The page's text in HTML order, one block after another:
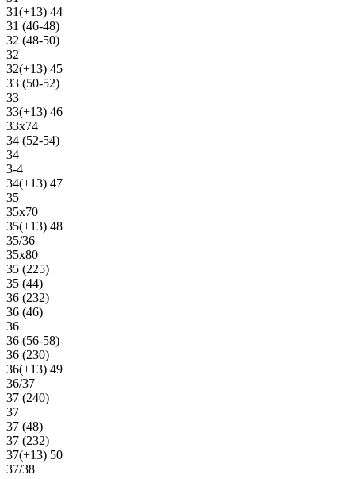
31(+13) 44
31 (46-48)
32 (48-50)
32
32(+13) 45
33 (50-52)
33
33(+13) 46
33х74
34 (52-54)
34
3-4
34(+13) 47
35
35х70
35(+13) 48
35/36
35х80
35 (225)
35 (44)
36 (232)
36 (46)
36
36 (56-58)
36 (230)
36(+13) 49
36/37
37 (240)
37
37 (48)
37 (232)
37(+13) 50
37/38